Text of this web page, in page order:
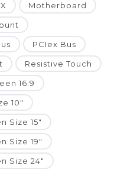
Motherboard
PCIex Bus
Resistive Touch
16:9
10"
Size 15"
Size 19"
Size 24"